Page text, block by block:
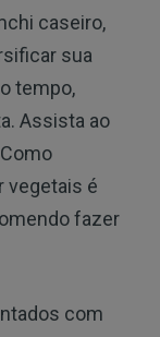
caseiro,
sua
tempo,
Assista ao
vegetais é
fazer
com